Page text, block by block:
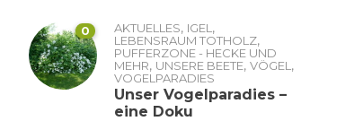
0 AKTUELLES, IGEL ,
LEBENSRAUM TOTHOLZ,
PUFFERZONE - HECKE UND
MEHR, UNSERE BEETE, VÖGEL ,
VOGELPARADIES
Unser Vogelparadies –
eine Doku